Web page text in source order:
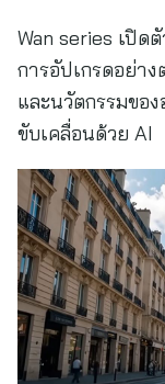
Wan series เปิด
การอัปเกรดอย่า
และนวัตกรรมขอ
ขับเคลื่อนด้วย AI